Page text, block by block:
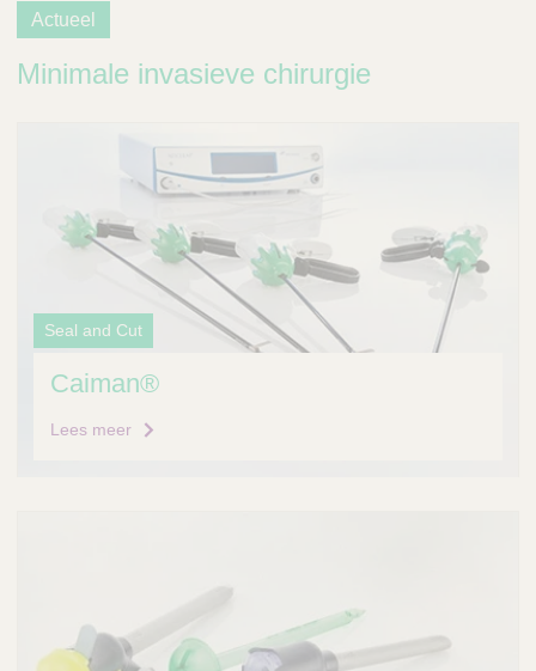
Actueel
Minimale invasieve chirurgie
Seal and Cut
Caiman®
Lees meer